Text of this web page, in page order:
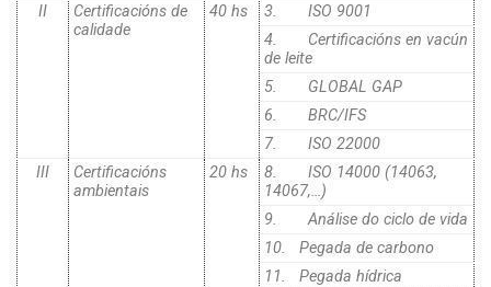
II
Certificacións de
calidade
40 hs 3.ISO 9001
4. Certificacións en vacún
de leite
5. GLOBAL GAP
6. BRC/IFS
7. ISO 22000
III
Certificacións
ambientais
20 hs
8. ISO 14000 (14063,
14067,…)
9.Análise do ciclo de vida
10.Pegada de carbono
11. Pegada hídrica